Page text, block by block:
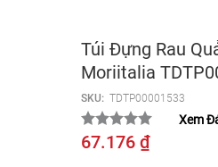
Túi Đựng Rau
Moriitalia
SKU: TDTP00001533
Xem
67.176 ₫